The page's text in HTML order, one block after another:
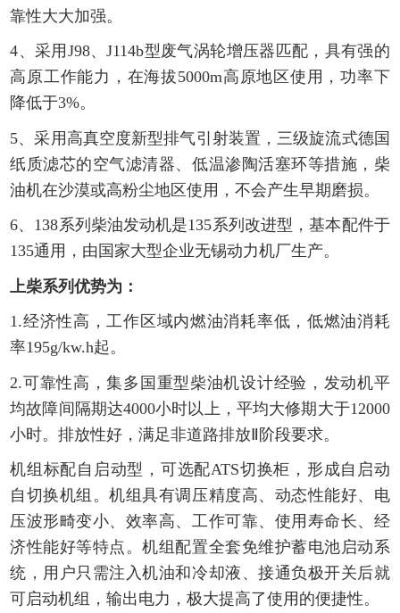
靠性大大加强。
4、采用J98、J114b型废气涡轮增压器匹配，具有强的
高原工作能力，在海拔5000m高原地区使用，功率下
降低于3%。
5、采用高真空度新型排气引射装置，三级旋流式德国
纸质滤芯的空气滤清器、低温渗陶活塞环等措施，柴
油机在沙漠或高粉尘地区使用，不会产生早期磨损。
6、138系列柴油发动机是135系列改进型，基本配件于
135通用，由国家大型企业无锡动力机厂生产。
上柴系列优势为：
1.经济性高，工作区域内燃油消耗率低，低燃油消耗
率195g/kw.h起。
2.可靠性高，集多国重型柴油机设计经验，发动机平
均故障间隔期达4000小时以上，平均大修期大于12000
小时。排放性好，满足非道路排放Ⅱ阶段要求。
机组标配自启动型，可选配ATS切换柜，形成自启动
自切换机组。机组具有调压精度高、动态性能好、电
压波形畸变小、效率高、工作可靠、使用寿命长、经
济性能好等特点。机组配置全套免维护蓄电池启动系
统，用户只需注入机油和冷却液、接通负极开关后就
可启动机组，输出电力，极大提高了使用的便捷性。